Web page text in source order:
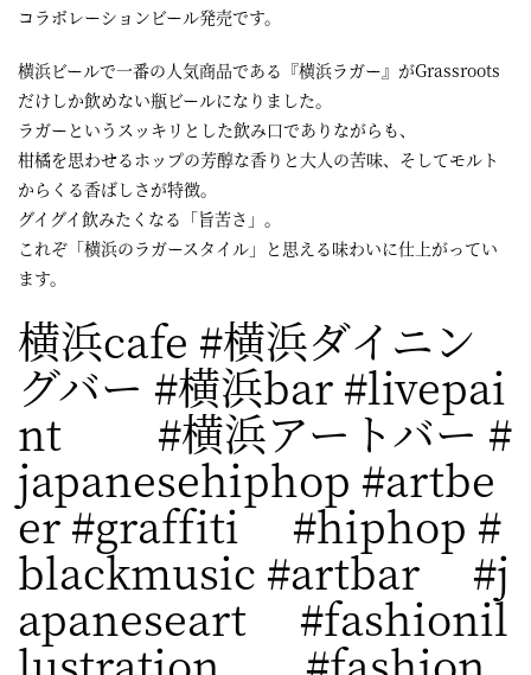
コラボレーションビール発売です。
横浜ビールで一番の人気商品である『横浜ラガー』がGrassroots
だけしか飲めない瓶ビールになりました。
ラガーというスッキリとした飲み口でありながらも、
柑橘を思わせるホップの芳醇な香りと大人の苦味、そしてモルト
からくる香ばしさが特徴。
グイグイ飲みたくなる「旨苦さ」。
これぞ「横浜のラガースタイル」と思える味わいに仕上がってい
ます。
横浜cafe #横浜ダイニン
グバー #横浜bar #livepai
nt #横浜アートバー #
japanesehiphop #artbe
er #graffiti #hiphop #
blackmusic #artbar #j
apaneseart #fashionil